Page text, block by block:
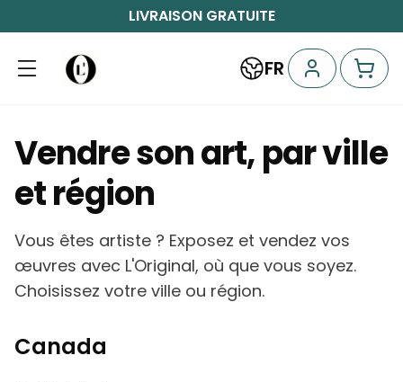
LIVRAISON GRATUITE
FR
Vendre son art, par ville
et région
Vous êtes artiste ? Exposez et vendez vos
œuvres avec L'Original, où que vous soyez.
Choisissez votre ville ou région.
Canada